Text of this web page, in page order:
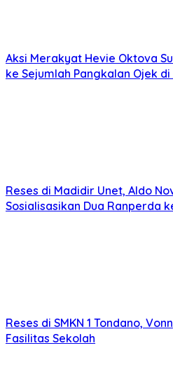
Aksi Merakyat Hevie Oktova
ke Sejumlah Pangkalan Ojek
Reses di Madidir Unet, Aldo
Sosialisasikan Dua Ranperda
Reses di SMKN 1 Tondano,
Fasilitas Sekolah